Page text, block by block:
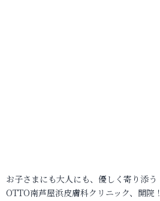
お子さまにも大人にも、優しく寄り添う
OTTO南芦屋浜皮膚科クリニック、開院！